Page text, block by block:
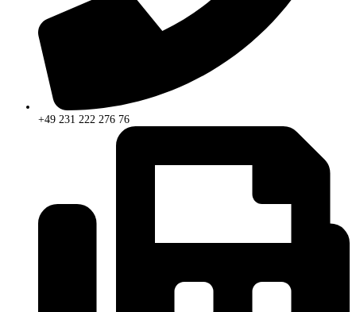
+49 231 222 276 76